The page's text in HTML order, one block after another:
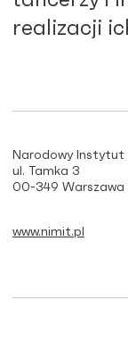
realizacji
Narodowy Instytut
ul. Tamka 3
00-349 Warszawa
www.nimit.pl